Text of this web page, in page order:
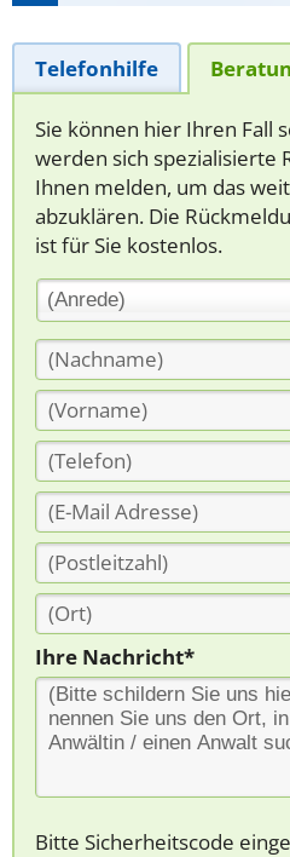
Telefonhilfe
Sie können hier Ihren Fall
werden sich spezialisierte
Ihnen melden, um das
abzuklären. Die
ist für Sie kostenlos.
(Anrede)
Ihre Nachricht*
Bitte Sicherheitscode